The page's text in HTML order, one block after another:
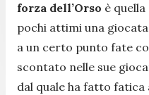
forza dell’Orso è
pochi attimi una
a un certo punto fate
scontato nelle sue
dal quale ha fatto